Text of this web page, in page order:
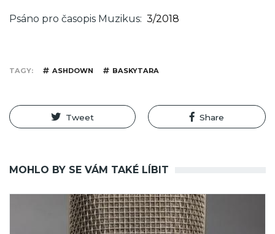
Psáno pro časopis Muzikus 3/2018
TAGY ASHDOWN BASKYTARA
Tweet Share
MOHLO BY SE VÁM TAKÉ LÍBIT